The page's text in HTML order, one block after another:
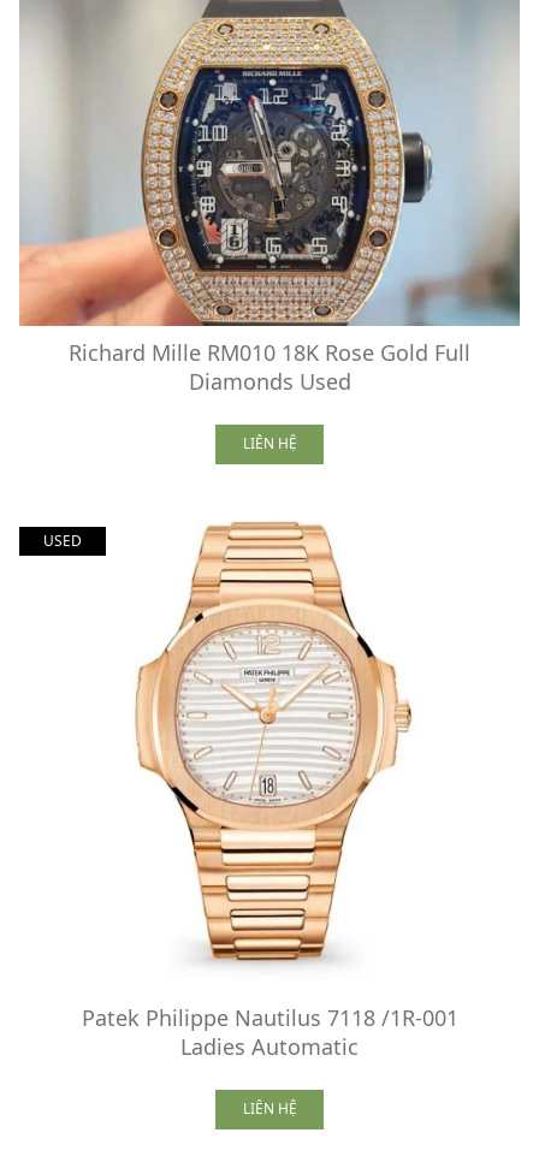
Richard Mille RM010 18K Rose Gold Full
Diamonds Used
LIÊN HỆ
USED
Patek Philippe Nautilus 7118 /1R-001
Ladies Automatic
LIÊN HỆ